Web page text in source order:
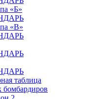
«Б»
«В»
таблица
бомбардиров